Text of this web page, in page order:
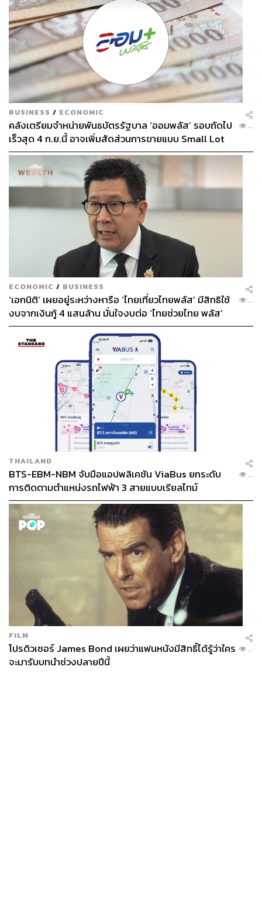
BUSINESS / ECONOMIC
คลังเตรียมจำหน่ายพันธบัตรรัฐบาล ‘ออมพลัส’ รอบถัดไป
เร็วสุด 4 ก.ย.นี้ อาจเพิ่มสัดส่วนการขายแบบ Small Lot
First มากขึ้น
...
ECONOMIC / BUSINESS
‘เอกนิติ’ เผยอยู่ระหว่างหารือ ‘ไทยเที่ยวไทยพลัส’ มีสิทธิใช้
งบจากเงินกู้ 4 แสนล้าน มั่นใจงบต่อ ‘ไทยช่วยไทย พลัส’
เฟส 2 มีเพียงพอ
...
THAILAND
BTS-EBM-NBM จับมือแอปพลิเคชัน ViaBus ยกระดับ
การติดตามตำแหน่งรถไฟฟ้า 3 สายแบบเรียลไทม์
...
FILM
โปรดิวเซอร์ James Bond เผยว่าแฟนหนังมีสิทธิ์ได้รู้ว่าใคร
จะมารับบทนำช่วงปลายปีนี้
...